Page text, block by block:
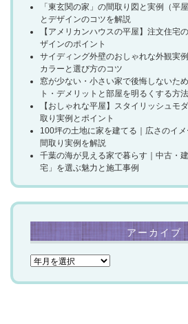
「東玄関の家」の間取り図と実例（平
とデザインのコツを解説
【アメリカンハウスの平屋】注文住宅
ザインのポイント
サイディング外壁のおしゃれな外観実
カラーと選び方のコツ
窓が少ない・小さい家で後悔しないた
ト・デメリットと部屋を明るくする方
【おしゃれな平屋】スタイリッシュモ
取り実例とポイント
100坪の土地に家を建てる｜広さのイメ
間取り実例を解説
千葉の海が見える家で暮らす｜中古・
宅」を選ぶ魅力と施工事例
アーカイブ